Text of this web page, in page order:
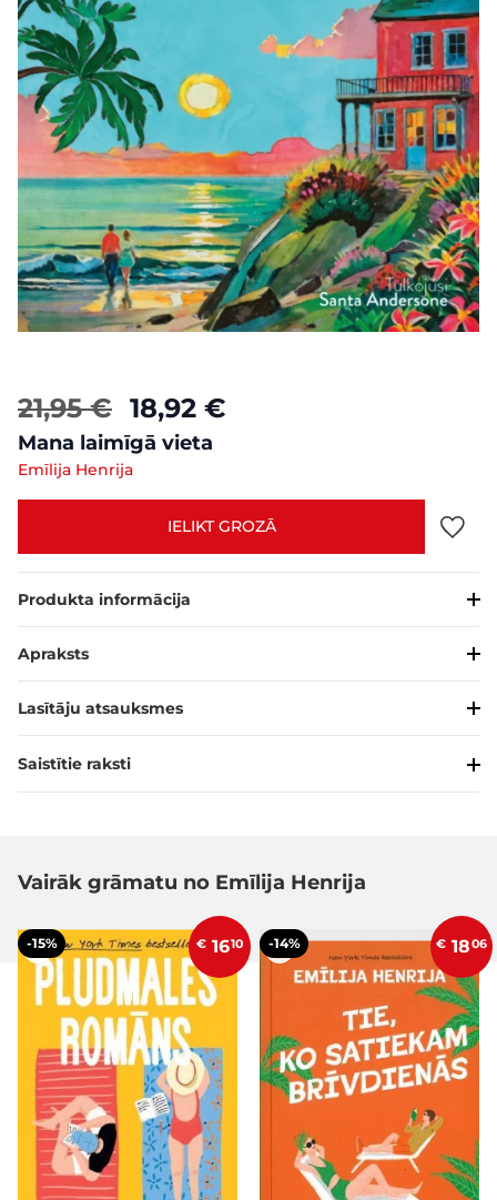
21,95 € 18,92 €
Mana laimīgā vieta
Emīlija Henrija
IELIKT GROZĀ
Produkta informācija
Apraksts
Lasītāju atsauksmes
Saistītie raksti
Vairāk grāmatu no Emīlija Henrija
-15% € 1610 -14% € 1806